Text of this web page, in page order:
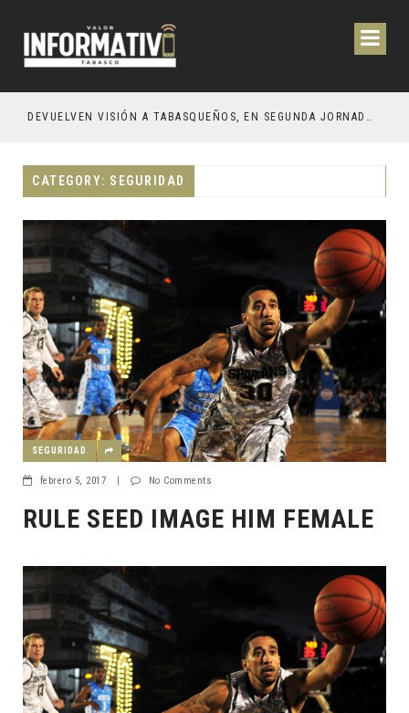
DEVUELVEN VISIÓN A TABASQUEÑOS, EN SEGUNDA JORNADA DE CIRUGÍA DE CATARATAS 2026
CATEGORY: SEGURIDAD
SEGURIDAD
febrero 5, 2017 No Comments
RULE SEED IMAGE HIM FEMALE